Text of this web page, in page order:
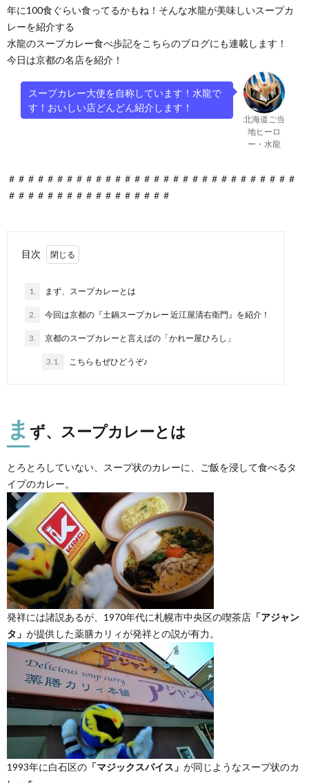
年に100食ぐらい食ってるかもね！そんな水龍が美味しいスープカ
レーを紹介する
水龍のスープカレー食べ歩記をこちらのブログにも連載します！
今日は京都の名店を紹介！
北海道ご当
地ヒーロ
ー・水龍
スープカレー大使を自称しています！水龍で
す！おいしい店どんどん紹介します！
＃＃＃＃＃＃＃＃＃＃＃＃＃＃＃＃＃＃＃＃＃＃＃＃＃＃＃＃＃＃
＃＃＃＃＃＃＃＃＃＃＃＃＃＃＃＃＃
目次
1. まず、スープカレーとは
2. 今回は京都の『土鍋スープカレー 近江屋清右衛門』を紹介！
3. 京都のスープカレーと言えばの「かれー屋ひろし」
3.1. こちらもぜひどうぞ♪
ま ず、スープカレーとは
とろとろしていない、スープ状のカレーに、ご飯を浸して食べるタ
イプのカレー。
発祥には諸説あるが、1970年代に札幌市中央区の喫茶店 「アジャン
タ」 が提供した薬膳カリィが発祥との説が有力。
1993年に白石区の 「マジックスパイス」 が同じようなスープ状のカ